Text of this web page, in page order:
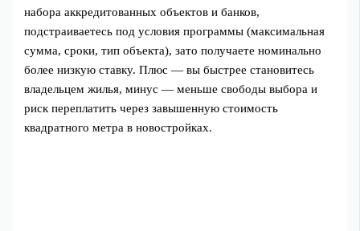
набора аккредитованных объектов и банков,
подстраиваетесь под условия программы (максимальная
сумма, сроки, тип объекта), зато получаете номинально
более низкую ставку. Плюс — вы быстрее становитесь
владельцем жилья, минус — меньше свободы выбора и
риск переплатить через завышенную стоимость
квадратного метра в новостройках.